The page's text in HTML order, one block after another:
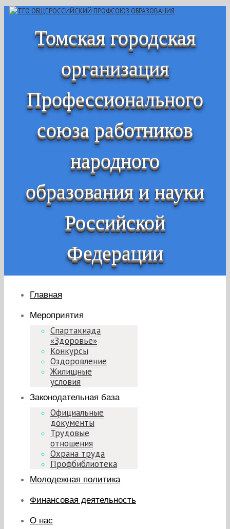
Томская городская
организация
Профессионального
союза работников
народного
образования и науки
Российской
Федерации
Главная
Мероприятия
Спартакиада
«Здоровье»
Конкурсы
Оздоровление
Жилищные
условия
Законодательная база
Официальные
документы
Трудовые
отношения
Охрана труда
Профбиблиотека
Молодежная политика
Финансовая деятельность
О нас